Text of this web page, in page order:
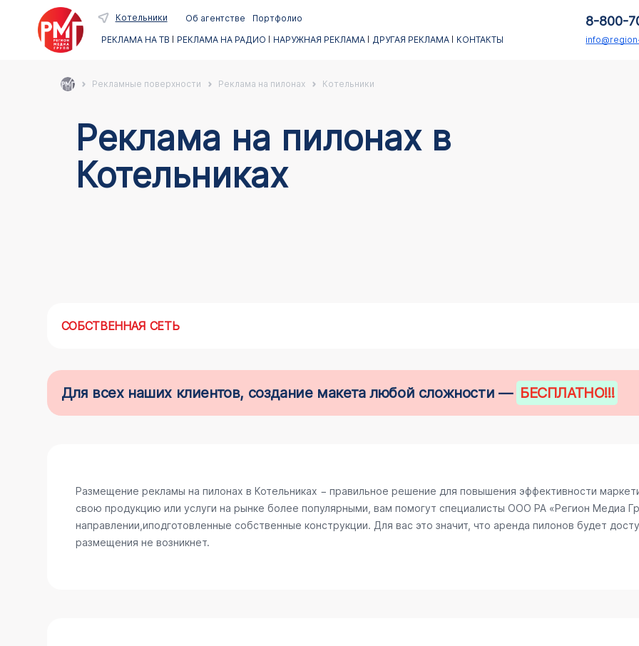
Котельники Об агентстве
Портфолио
РЕКЛАМА НА ТВ
РЕКЛАМА НА РАДИО НАРУЖНАЯ РЕКЛАМА ДРУГАЯ РЕКЛАМА КОНТАКТЫ
8-800-
Рекламные поверхности Реклама на пилонах Котельники
Реклама на пилонах в
Котельниках
СОБСТВЕННАЯ СЕТЬ
Для всех наших клиентов, создание макета любой сложности — БЕСПЛАТНО!!!
Размещение рекламы на пилонах в Котельниках − правильное решение для повышения эффективности
свою продукцию или услуги на рынке более популярными, вам помогут специалисты ООО РА «Регион Медиа
направлении,иподготовленные собственные конструкции. Для вас это значит, что аренда пилонов будет
размещения не возникнет.